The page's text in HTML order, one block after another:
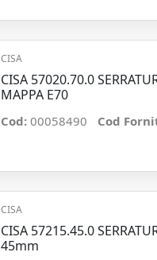
CISA
CISA 57020.70.0
MAPPA E70
Cod: 00058490 Cod
CISA
CISA 57215.45.0
45mm